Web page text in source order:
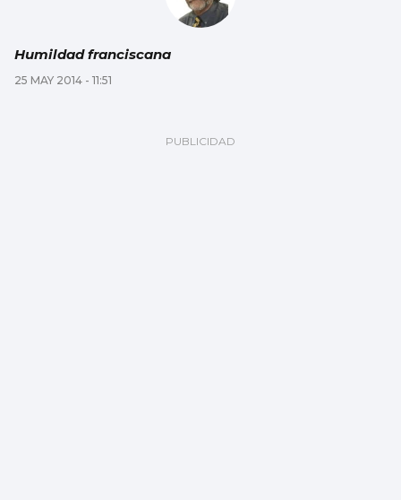
Humildad franciscana
25 MAY 2014 - 11:51